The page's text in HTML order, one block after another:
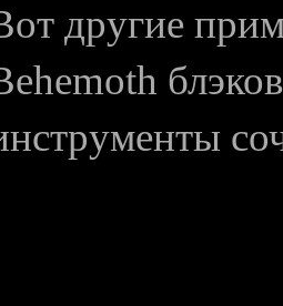
другие